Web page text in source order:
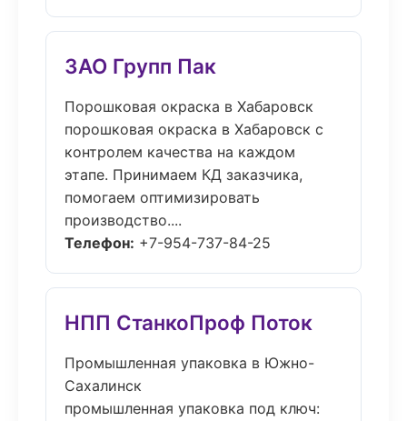
ЗАО Групп Пак
Порошковая окраска в Хабаровск
порошковая окраска в Хабаровск с
контролем качества на каждом
этапе. Принимаем КД заказчика,
помогаем оптимизировать
производство....
Телефон: +7-954-737-84-25
НПП СтанкоПроф Поток
Промышленная упаковка в Южно-
Сахалинск
промышленная упаковка под ключ: